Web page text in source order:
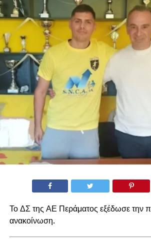
Το ΔΣ της ΑΕ Περάματος εξέδωσε την
ανακοίνωση.